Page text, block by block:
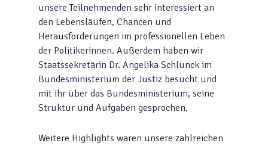
unsere Teilnehmenden sehr interessiert an
den Lebensläufen, Chancen und
Herausforderungen im professionellen Leben
der Politikerinnen. Außerdem haben wir
Staatssekretärin Dr. Angelika Schlunck im
Bundesministerium der Justiz besucht und
mit ihr über das Bundesministerium, seine
Struktur und Aufgaben gesprochen.
Weitere Highlights waren unsere zahlreichen